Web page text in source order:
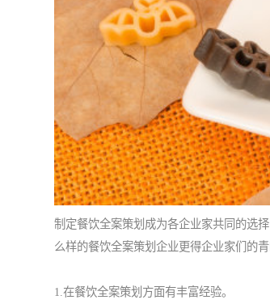
制定餐饮全案策划 成为各企业家共同的选
么样的餐饮全案策划企业更得企业家们的青
1.在餐饮全案策划方面有丰富经验。